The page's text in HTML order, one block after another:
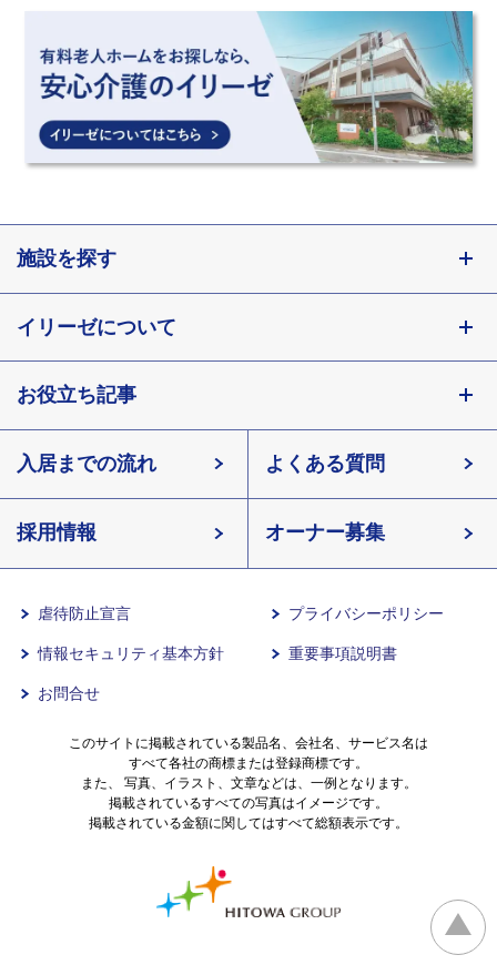
施設を探す
東京都
埼玉県
北海道 宮城県
長野県 愛知県
滋賀県 兵庫県
イリーゼについて
会社概要
有料老人ホームイリーゼとは
イリーゼが選ばれる理由
一日の流れ
お役立ち記事
知っておきたい介護の知識
介護用語をわかりやすく説明
有料老人ホームとは
有料老人ホームを選ぶ時のポイント
介護費用とお金について
入居までの流れ よくある質問
採用情報 オーナー募集
虐待防止宣言 プライバシーポリシー
情報セキュリティ基本方針 重要事項説明書
お問合せ
このサイトに掲載されている製品名、会社名、サービス名は
すべて各社の商標または登録商標です。
また、 写真、イラスト、文章などは、一例となります。
掲載されているすべての写真はイメージです。
掲載されている金額に関してはすべて総額表示です。